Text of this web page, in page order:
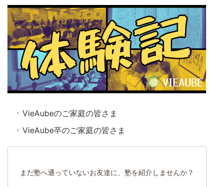
VieAubeのご家庭の皆さま
VieAube卒のご家庭の皆さま
まだ塾へ通っていないお友達に、塾を紹介しませんか？